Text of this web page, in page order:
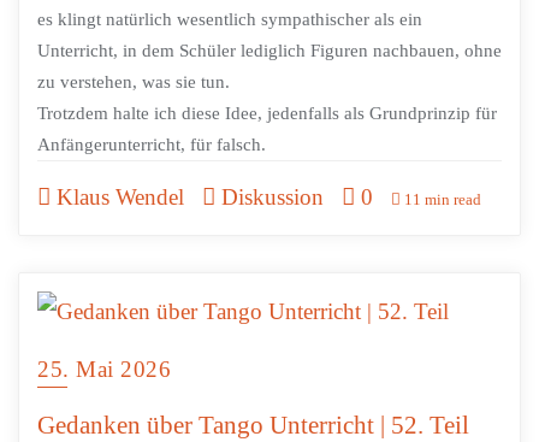
es klingt natürlich wesentlich sympathischer als ein
Unterricht, in dem Schüler lediglich Figuren nachbauen, ohne
zu verstehen, was sie tun.
Trotzdem halte ich diese Idee, jedenfalls als Grundprinzip für
Anfängerunterricht, für falsch.
Klaus Wendel Diskussion 0 11 min read
25. Mai 2026
Gedanken über Tango Unterricht | 52. Teil